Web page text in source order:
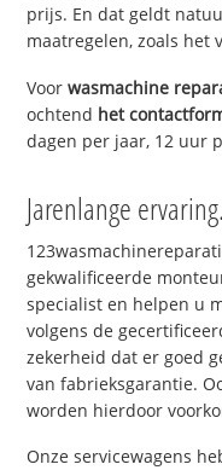
prijs. En dat geldt
maatregelen, zoals het
Voorwasmachine
ochtend het
dagen per jaar, 12 uur
Jarenlange ervaring.
gekwalificeerde
specialist en helpen u
volgens de
zekerheid dat er goed
van fabrieksgarantie.
worden hierdoor
Onze servicewagens